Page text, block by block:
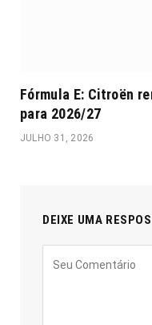
Fórmula E: Citroën
para 2026/27
JULHO 31, 2026
DEIXE UMA